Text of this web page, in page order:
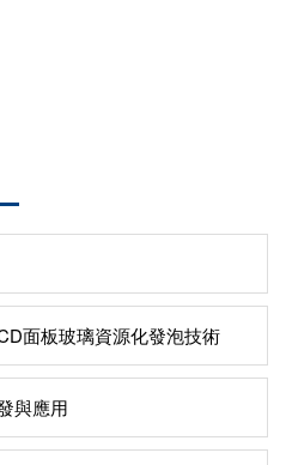
面板玻璃資源化發泡技術
與應用